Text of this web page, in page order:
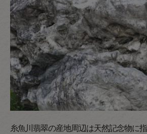
糸魚川翡翠の産地周辺は天然記念物に